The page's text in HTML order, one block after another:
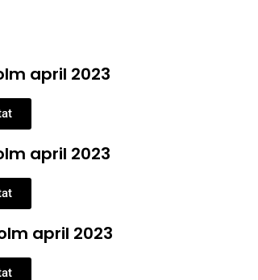
april 2023
april 2023
april 2023